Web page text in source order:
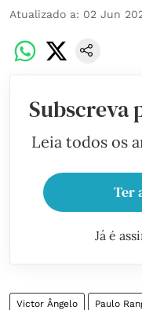
Atualizado a: 02 Jun
Subscreva
Leia todos os
Ter
Já é
Victor Ângelo Paulo